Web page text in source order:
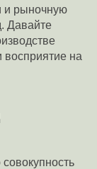
и рыночную
Давайте
восприятие на